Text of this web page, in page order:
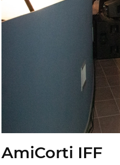
AmiCorti IFF